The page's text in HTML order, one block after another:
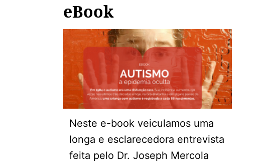
eBook
Neste e-book veiculamos uma
longa e esclarecedora entrevista
feita pelo Dr. Joseph Mercola